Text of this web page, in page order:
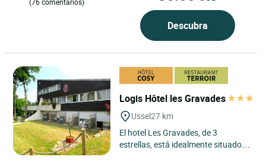
(76 comentarios)
Descubra
Logis Hôtel les Gravades
Ussel27 km
El hotel Les Gravades, de 3
estrellas, está idealmente situado